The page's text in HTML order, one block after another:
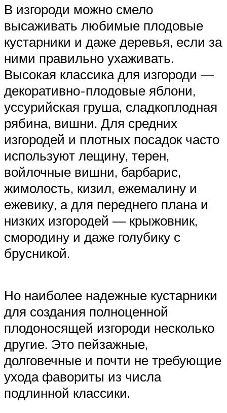
В изгороди можно смело
высаживать любимые плодовые
кустарники и даже деревья, если за
ними правильно ухаживать.
Высокая классика для изгороди —
декоративно-плодовые яблони,
уссурийская груша, сладкоплодная
рябина, вишни. Для средних
изгородей и плотных посадок часто
используют лещину, терен,
войлочные вишни, барбарис,
жимолость, кизил, ежемалину и
ежевику, а для переднего плана и
низких изгородей — крыжовник,
смородину и даже голубику с
брусникой.
Но наиболее надежные кустарники
для создания полноценной
плодоносящей изгороди несколько
другие. Это пейзажные,
долговечные и почти не требующие
ухода фавориты из числа
подлинной классики.